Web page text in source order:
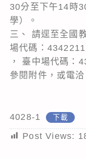
30分至下午14時
學）。
三、 請逕至全國
場代碼：
， 臺中場代碼：
參閱附件，或電
4028-1 下載
Post Views: